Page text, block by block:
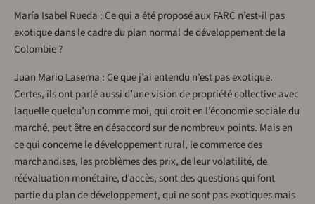
María Isabel Rueda : Ce qui a été proposé aux FARC n’est-il pas
exotique dans le cadre du plan normal de développement de la
Colombie ?
Juan Mario Laserna : Ce que j’ai entendu n’est pas exotique.
Certes, ils ont parlé aussi d’une vision de propriété collective avec
laquelle quelqu’un comme moi, qui croit en l’économie sociale du
marché, peut être en désaccord sur de nombreux points. Mais en
ce qui concerne le développement rural, le commerce des
marchandises, les problèmes des prix, de leur volatilité, de
réévaluation monétaire, d’accès, sont des questions qui font
partie du plan de développement, qui ne sont pas exotiques mais